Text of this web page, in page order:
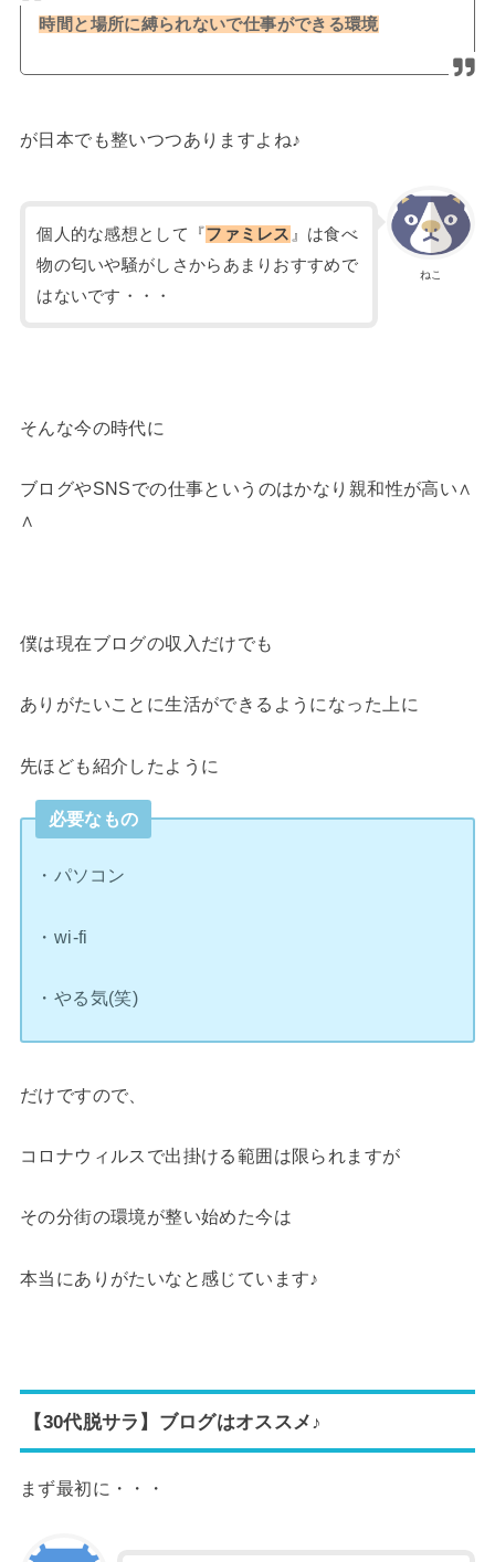
時間と場所に縛られないで仕事ができる環境
が日本でも整いつつありますよね♪
ねこ
個人的な感想として『ファミレス 』は食べ
物の匂いや騒がしさからあまりおすすめで
はないです・・・
そんな今の時代に
ブログやSNSでの仕事というのはかなり親和性が高い∧
∧
僕は現在ブログの収入だけでも
ありがたいことに生活ができるようになった上に
先ほども紹介したように
必要なもの
・パソコン
・wi-fi
・やる気(笑)
だけですので、
コロナウィルスで出掛ける範囲は限られますが
その分街の環境が整い始めた今は
本当にありがたいなと感じています♪
【30代脱サラ】ブログはオススメ♪
まず最初に・・・